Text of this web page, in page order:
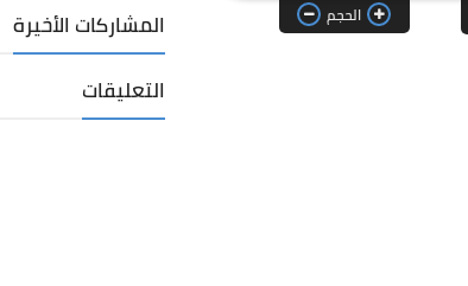
الحجم
المشاركات الأخيرة
التعليقات